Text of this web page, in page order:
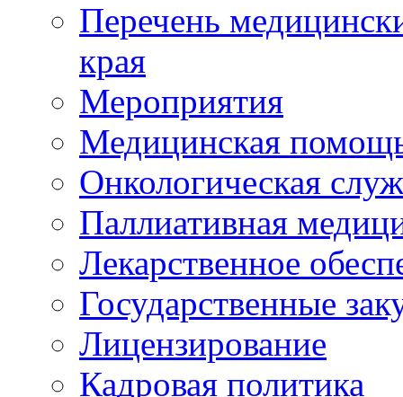
Перечень
края
Мероприятия
Медицинская
Онкологическая
Паллиативная
Лекарственное
Государственные
Лицензирование
Кадровая политика